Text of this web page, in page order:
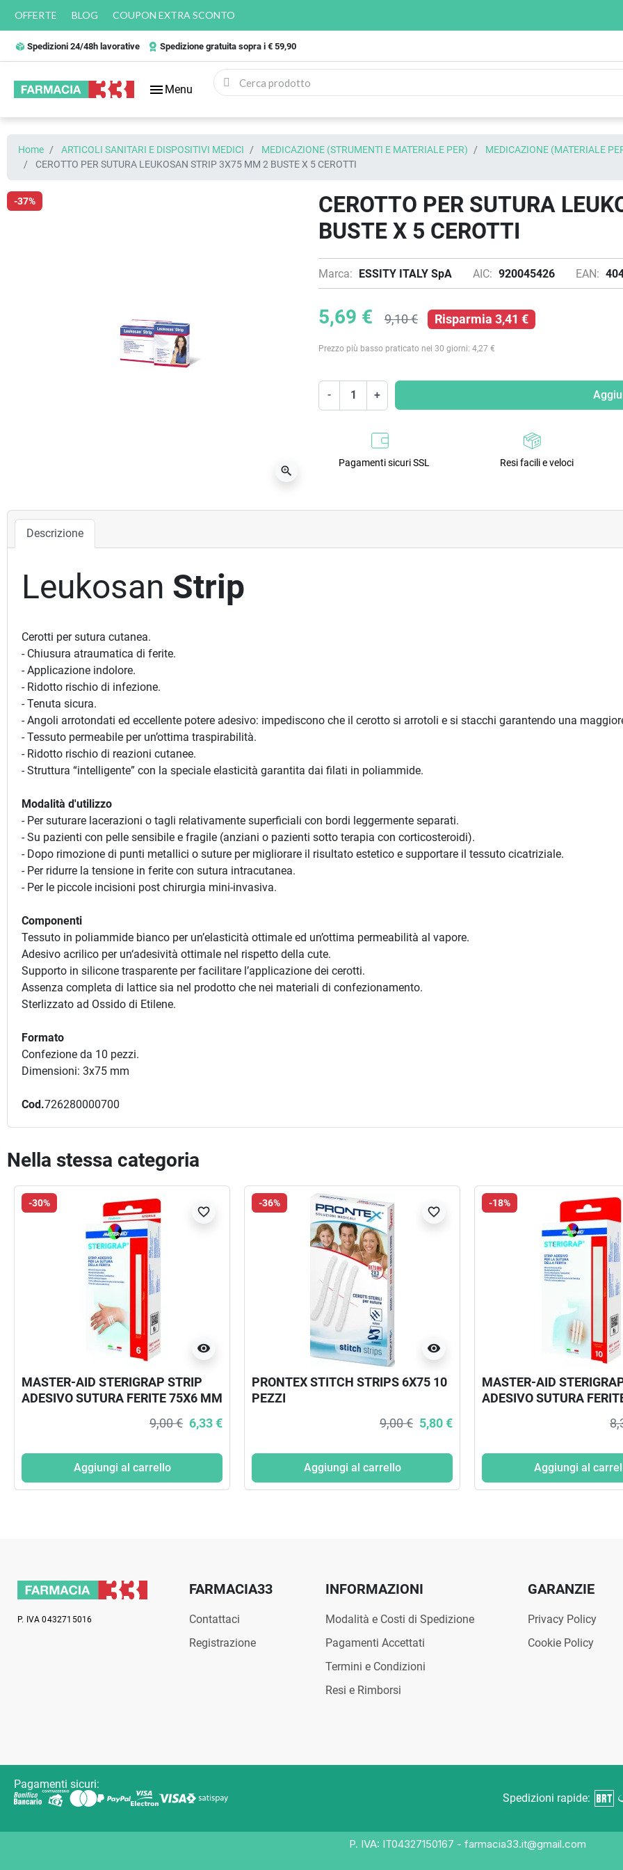
OFFERTE BLOG COUPON EXTRA SCONTO
Spedizioni 24/48h lavorative Spedizione gratuita sopra i € 59,90
menu Menu
Home ARTICOLI SANITARI E DISPOSITIVI MEDICI MEDICAZIONE (STRUMENTI E MATERIALE PER) MEDICAZIONE (MATERIALE
CEROTTO PER SUTURA LEUKOSAN STRIP 3X75 MM 2 BUSTE X 5 CEROTTI
-37%
zoom_in
CEROTTO PER SUTURA
BUSTE X 5 CEROTTI
Marca: ESSITY ITALY SpA AIC: 920045426 EAN:
5,69 € 9,10 € Risparmia 3,41 €
Prezzo più basso praticato nei 30 giorni: 4,27 €
- +
Pagamenti sicuri SSL Resi facili e veloci
Descrizione
Leukosan Strip
Cerotti per sutura cutanea.
- Chiusura atraumatica di ferite.
- Applicazione indolore.
- Ridotto rischio di infezione.
- Tenuta sicura.
- Angoli arrotondati ed eccellente potere adesivo: impediscono che il cerotto si arrotoli e si stacchi garantendo una
- Tessuto permeabile per un’ottima traspirabilità.
- Ridotto rischio di reazioni cutanee.
- Struttura “intelligente” con la speciale elasticità garantita dai filati in poliammide.
Modalità d'utilizzo
- Per suturare lacerazioni o tagli relativamente superficiali con bordi leggermente separati.
- Su pazienti con pelle sensibile e fragile (anziani o pazienti sotto terapia con corticosteroidi).
- Dopo rimozione di punti metallici o suture per migliorare il risultato estetico e supportare il tessuto cicatriziale.
- Per ridurre la tensione in ferite con sutura intracutanea.
- Per le piccole incisioni post chirurgia mini-invasiva.
Componenti
Tessuto in poliammide bianco per un’elasticità ottimale ed un’ottima permeabilità al vapore.
Adesivo acrilico per un‘adesività ottimale nel rispetto della cute.
Supporto in silicone trasparente per facilitare l’applicazione dei cerotti.
Assenza completa di lattice sia nel prodotto che nei materiali di confezionamento.
Sterlizzato ad Ossido di Etilene.
Formato
Confezione da 10 pezzi.
Dimensioni: 3x75 mm
Cod.726280000700
Nella stessa categoria
-30%
visibility
favorite_border
MASTER-AID STERIGRAP STRIP
ADESIVO SUTURA FERITE 75X6 MM
9,00 € 6,33 €
Aggiungi al carrello
-36%
visibility
favorite_border
PRONTEX STITCH STRIPS 6X75 10
PEZZI
9,00 € 5,80 €
Aggiungi al carrello
-18%
MASTER-AID
ADESIVO SUTURA
Aggiungi al
P. IVA 0432715016
FARMACIA33
Contattaci
Registrazione
INFORMAZIONI
Modalità e Costi di Spedizione
Pagamenti Accettati
Termini e Condizioni
Resi e Rimborsi
GARANZIE
Privacy Policy
Cookie Policy
Pagamenti sicuri:
Spedizioni rapide:
P. IVA: IT04327150167 - farmacia33.it@gmail.com